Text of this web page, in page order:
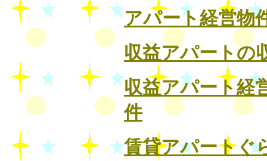
アパート経営物
収益アパートの
収益アパート経
件
賃貸アパートぐ